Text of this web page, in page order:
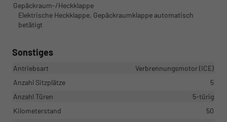
Gepäckraum-/Heckklappe
Elektrische Heckklappe, Gepäckraumklappe automatisch
betätigt
Sonstiges
Antriebsart
Verbrennungsmotor (ICE)
Anzahl Sitzplätze
5
Anzahl Türen
5-türig
Kilometerstand
50